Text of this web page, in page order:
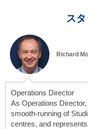
ス
Richard
Operations Director
As Operations
smooth-running of
centres, and